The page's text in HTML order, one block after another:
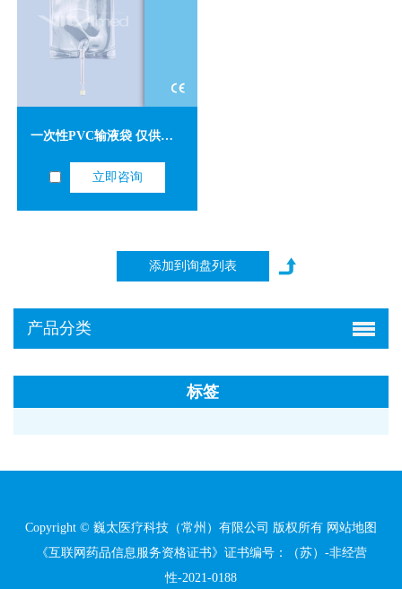
一次性PVC输液袋 仅供外销
立即咨询
产品分类
标签
Copyright © 巍太医疗科技（常州）有限公司 版权所有 网站地图
《互联网药品信息服务资格证书》证书编号：（苏）-非经营
性-2021-0188